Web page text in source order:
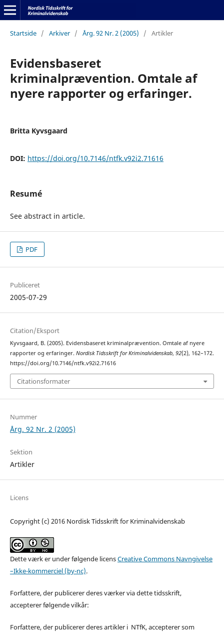
Startside / Arkiver / Årg. 92 Nr. 2 (2005) / Artikler
Evidensbaseret
kriminalprævention. Omtale af
nyere rapporter og erfaringer.
Britta Kyvsgaard
DOI: https://doi.org/10.7146/ntfk.v92i2.71616
Resumé
See abstract in article.
PDF
Publiceret
2005-07-29
Citation/Eksport
Kyvsgaard, B. (2005). Evidensbaseret kriminalprævention. Omtale af nyere
rapporter og erfaringer. Nordisk Tidsskrift for Kriminalvidenskab, 92(2), 162–172.
https://doi.org/10.7146/ntfk.v92i2.71616
Citationsformater
Nummer
Årg. 92 Nr. 2 (2005)
Sektion
Artikler
Licens
Copyright (c) 2016 Nordisk Tidsskrift for Kriminalvidenskab
Dette værk er under følgende licensCreative Commons Navngivelse
–Ikke-kommerciel (by-nc).
Forfattere, der publicerer deres værker via dette tidsskrift,
accepterer følgende vilkår:
Forfattere, der publicerer deres artikler i NTfK, accepterer som